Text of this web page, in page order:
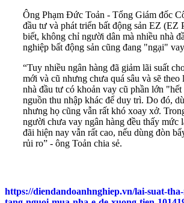
Ông Phạm Đức Toản - Tổng Giám đốc
đầu tư và phát triển bất động sản EZ (EZ
biết, không chỉ người dân mà nhiều nhà
nghiệp bất động sản cũng đang "ngại"
“Tuy nhiều ngân hàng đã giảm lãi suất
mới và cũ nhưng chưa quá sâu và sẽ
nhà đầu tư có khoản vay cũ phần lớn
nguồn thu nhập khác để duy trì. Do đó,
nhưng họ cũng vẫn rất khó xoay xở.
người chưa vay ngân hàng đều thấy mức
đãi hiện nay vẫn rất cao, nếu dùng đòn
rủi ro” - ông Toản chia sẻ.
https://diendandoanhnghiep.vn/lai-suat-